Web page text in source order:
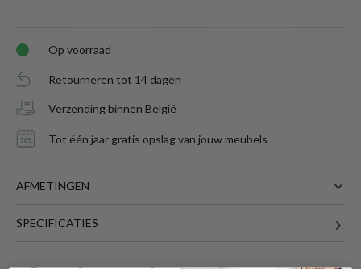
Op voorraad
Retourneren tot 14 dagen
Verzending binnen België
Tot één jaar gratis opslag van jouw meubels
AFMETINGEN
SPECIFICATIES
Woood Bergkast GRAVURE Naturel Eiken
B60is toegevoegd aan je winkelmandje